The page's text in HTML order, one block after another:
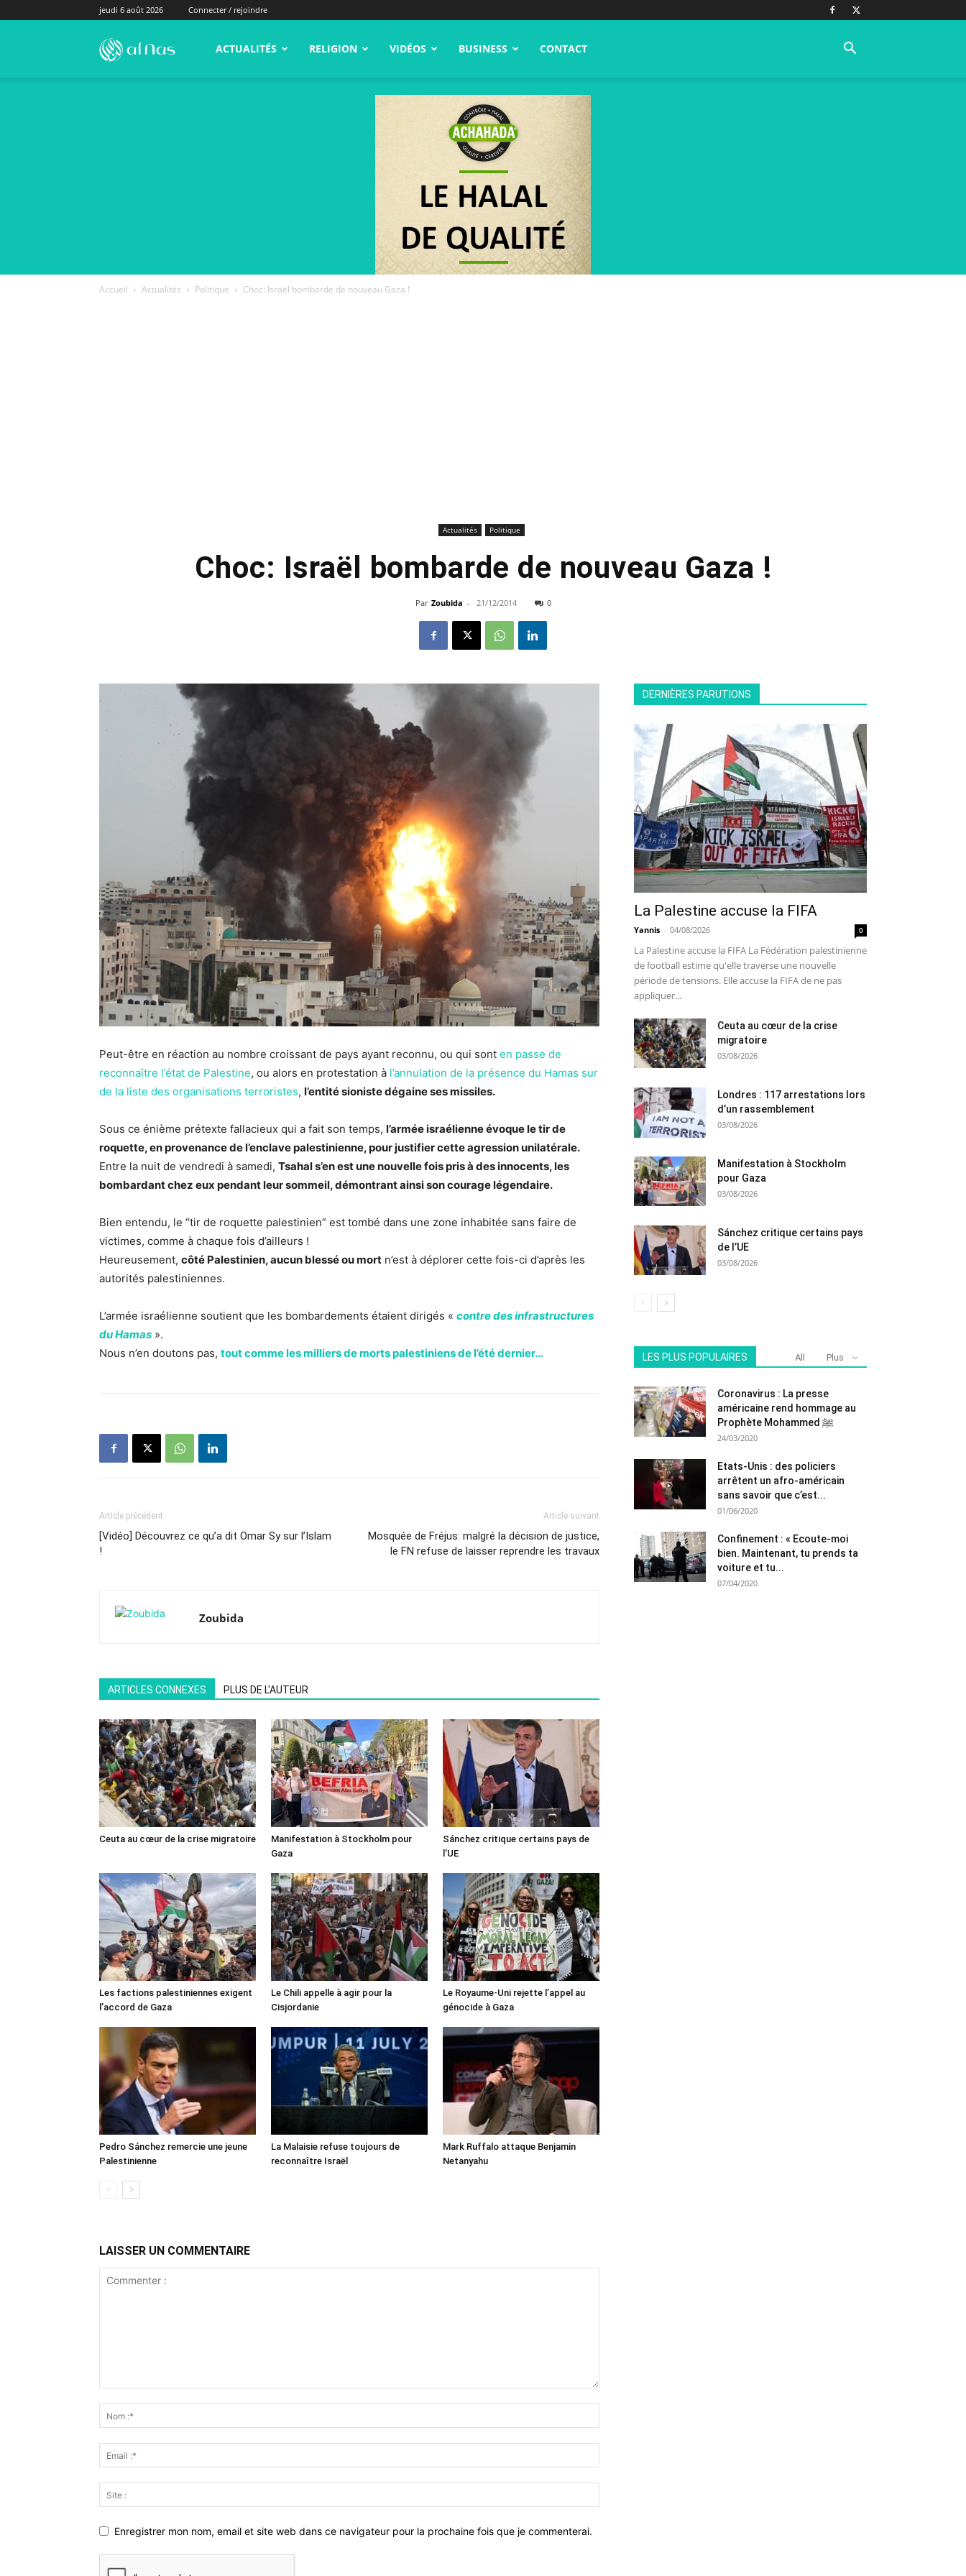
jeudi 6 août 2026 Connecter / rejoindre
alNas.fr ACTUALITÉS RELIGION VIDÉOS BUSINESS CONTACT
Accueil Actualités Politique Choc: Israël bombarde de nouveau Gaza !
Actualités Politique
Choc: Israël bombarde de nouveau Gaza !
Par Zoubida - 21/12/2014 0
Peut-être en réaction au nombre croissant de pays ayant reconnu, ou qui sont en passe de
reconnaître l’état de Palestine, ou alors en protestation à l’annulation de la présence du Hamas sur
de la liste des organisations terroristes, l’entité sioniste dégaine ses missiles.
Sous ce énième prétexte fallacieux qui a fait son temps, l’armée israélienne évoque le tir de
roquette, en provenance de l’enclave palestinienne, pour justifier cette agression unilatérale.
Entre la nuit de vendredi à samedi, Tsahal s’en est une nouvelle fois pris à des innocents, les
bombardant chez eux pendant leur sommeil, démontrant ainsi son courage légendaire.
Bien entendu, le “tir de roquette palestinien” est tombé dans une zone inhabitée sans faire de
victimes, comme à chaque fois d’ailleurs !
Heureusement, côté Palestinien, aucun blessé ou mort n’est à déplorer cette fois-ci d’après les
autorités palestiniennes.
L’armée israélienne soutient que les bombardements étaient dirigés « contre des infrastructures
du Hamas ».
Nous n’en doutons pas, tout comme les milliers de morts palestiniens de l’été dernier…
Article précédent
[Vidéo] Découvrez ce qu’a dit Omar Sy sur l’Islam
!
Article suivant
Mosquée de Fréjus: malgré la décision de justice,
le FN refuse de laisser reprendre les travaux
Zoubida
ARTICLES CONNEXES PLUS DE L'AUTEUR
Ceuta au cœur de la crise migratoire
Manifestation à Stockholm pour
Gaza
Sánchez critique certains pays de
l’UE
Les factions palestiniennes exigent
l’accord de Gaza
Le Chili appelle à agir pour la
Cisjordanie
Le Royaume-Uni rejette l’appel au
génocide à Gaza
Pedro Sánchez remercie une jeune
Palestinienne
La Malaisie refuse toujours de
reconnaître Israël
Mark Ruffalo attaque Benjamin
Netanyahu
LAISSER UN COMMENTAIRE
Enregistrer mon nom, email et site web dans ce navigateur pour la prochaine fois que je commenterai.
DERNIÈRES PARUTIONS
La Palestine accuse la FIFA
Yannis - 04/08/2026 0
La Palestine accuse la FIFA La Fédération palestinienne
de football estime qu'elle traverse une nouvelle
période de tensions. Elle accuse la FIFA de ne pas
appliquer...
Ceuta au cœur de la crise
migratoire
03/08/2026
Londres : 117 arrestations lors
d’un rassemblement
03/08/2026
Manifestation à Stockholm
pour Gaza
03/08/2026
Sánchez critique certains pays
de l’UE
03/08/2026
LES PLUS POPULAIRES All Plus
Coronavirus : La presse
américaine rend hommage au
Prophète Mohammed ﷺ
24/03/2020
Etats-Unis : des policiers
arrêtent un afro-américain
sans savoir que c’est...
01/06/2020
Confinement : « Ecoute-moi
bien. Maintenant, tu prends ta
voiture et tu...
07/04/2020